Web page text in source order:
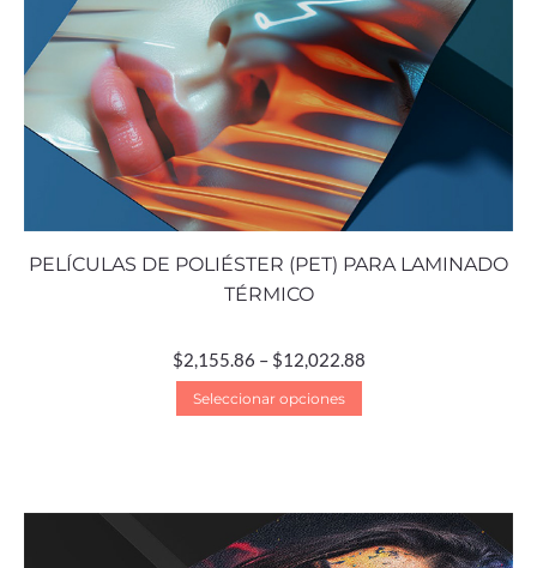
PELÍCULAS DE POLIÉSTER (PET) PARA LAMINADO
TÉRMICO
$2,155.86 – $12,022.88
Seleccionar opciones